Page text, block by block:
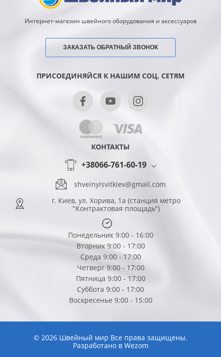
Интернет-магазин швейного оборудования и аксессуаров
ЗАКАЗАТЬ ОБРАТНЫЙ ЗВОНОК
ПРИСОЕДИНЯЙСЯ К НАШИМ СОЦ. СЕТЯМ
КОНТАКТЫ
+38066-761-60-19
shveinyisvitkiev@gmail.com
г. Киев, ул. Хорива, 1а (станция метро
"Контрактовая площадь")
Понедельник 9:00 - 16:00
Вторник 9:00 - 17:00
Среда 9:00 - 17:00
Четверг 9:00 - 17:00
Пятница 9:00 - 17:00
Суббота 9:00 - 17:00
Воскресенье 9:00 - 15:00
© 2026 Швейный мир Все права защищены.
Разработано в Wezom